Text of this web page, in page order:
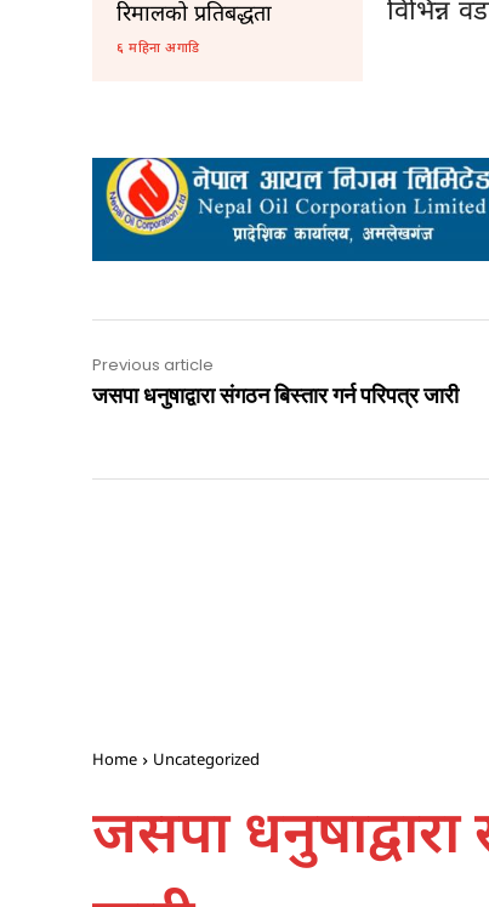
रिमालको प्रतिबद्धता
६ महिना अगाडि
विभिन्न
Previous article
जसपा धनुषाद्वारा संगठन बिस्तार गर्न परिपत्र जारी